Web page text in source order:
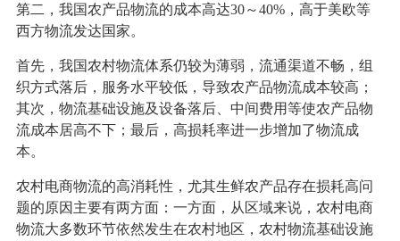
第二，我国农产品物流的成本高达30～40%，高于美欧等
西方物流发达国家。
首先，我国农村物流体系仍较为薄弱，流通渠道不畅，组
织方式落后，服务水平较低，导致农产品物流成本较高；
其次，物流基础设施及设备落后、中间费用等使农产品物
流成本居高不下；最后，高损耗率进一步增加了物流成
本。
农村电商物流的高消耗性，尤其生鲜农产品存在损耗高问
题的原因主要有两方面：一方面，从区域来说，农村电商
物流大多数环节依然发生在农村地区，农村物流基础设施